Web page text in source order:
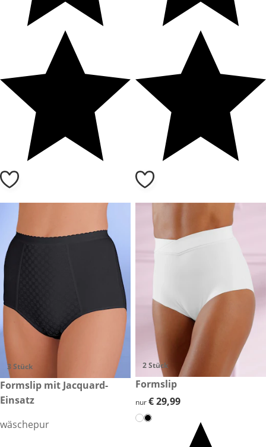
3 Stück
€ 39,00
Formslip mit Jacquard-
Einsatz
wäschepur
2 Stück
€ 29,99
Formslip
€ 29,99
nur€ 29,99